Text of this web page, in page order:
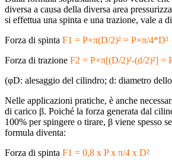
diversa a causa della diversa area
si effettua una spinta e una trazione, vale a
Forza di spinta F1 = P×π(D/2)² = P×π/4*D²
Forza di trazione F2 = P×π[(D/2)²-(d/2)²] =
(φD: alesaggio del cilindro; d: diametro
Nelle applicazioni pratiche, è anche
di carico β. Poiché la forza generata dal
100% per spingere o tirare, β viene spesso
formula diventa:
Forza di spinta F1 = 0,8 x P x π/4 x D²